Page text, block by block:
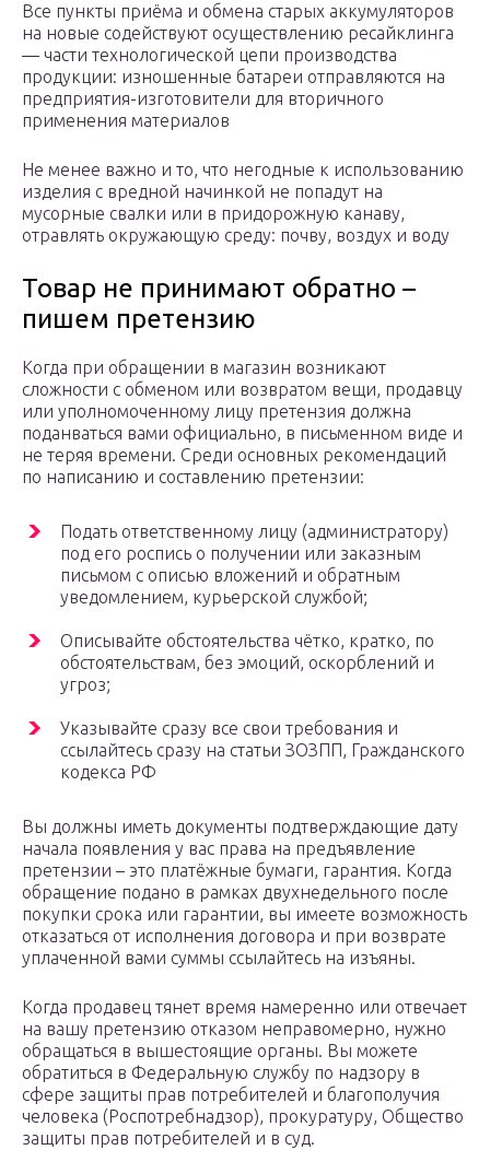
Все пункты приёма и обмена старых аккумуляторов
на новые содействуют осуществлению ресайклинга
— части технологической цепи производства
продукции: изношенные батареи отправляются на
предприятия-изготовители для вторичного
применения материалов
Не менее важно и то, что негодные к использованию
изделия с вредной начинкой не попадут на
мусорные свалки или в придорожную канаву,
отравлять окружающую среду: почву, воздух и воду
Товар не принимают обратно –
пишем претензию
Когда при обращении в магазин возникают
сложности с обменом или возвратом вещи, продавцу
или уполномоченному лицу претензия должна
поданваться вами официально, в письменном виде и
не теряя времени. Среди основных рекомендаций
по написанию и составлению претензии:
Подать ответственному лицу (администратору)
под его роспись о получении или заказным
письмом с описью вложений и обратным
уведомлением, курьерской службой;
Описывайте обстоятельства чётко, кратко, по
обстоятельствам, без эмоций, оскорблений и
угроз;
Указывайте сразу все свои требования и
ссылайтесь сразу на статьи ЗОЗПП, Гражданского
кодекса РФ
Вы должны иметь документы подтверждающие дату
начала появления у вас права на предъявление
претензии – это платёжные бумаги, гарантия. Когда
обращение подано в рамках двухнедельного после
покупки срока или гарантии, вы имеете возможность
отказаться от исполнения договора и при возврате
уплаченной вами суммы ссылайтесь на изъяны.
Когда продавец тянет время намеренно или отвечает
на вашу претензию отказом неправомерно, нужно
обращаться в вышестоящие органы. Вы можете
обратиться в Федеральную службу по надзору в
сфере защиты прав потребителей и благополучия
человека (Роспотребнадзор), прокуратуру, Общество
защиты прав потребителей и в суд.